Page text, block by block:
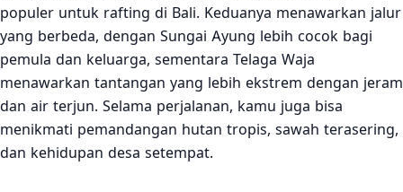
populer untuk rafting di Bali. Keduanya menawarkan jalur
yang berbeda, dengan Sungai Ayung lebih cocok bagi
pemula dan keluarga, sementara Telaga Waja
menawarkan tantangan yang lebih ekstrem dengan jeram
dan air terjun. Selama perjalanan, kamu juga bisa
menikmati pemandangan hutan tropis, sawah terasering,
dan kehidupan desa setempat.